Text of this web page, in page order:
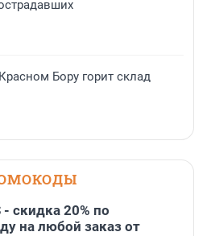
Бору горит склад
- скидка 20% по
на любой заказ от